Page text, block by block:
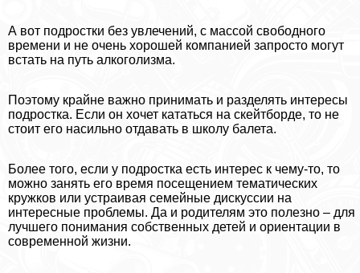
А вот подростки без увлечений, с массой свободного
времени и не очень хорошей компанией запросто могут
встать на путь алкоголизма.
Поэтому крайне важно принимать и разделять интересы
подростка. Если он хочет кататься на скейтборде, то не
стоит его насильно отдавать в школу балета.
Более того, если у подростка есть интерес к чему-то, то
можно занять его время посещением тематических
кружков или устраивая семейные дискуссии на
интересные проблемы. Да и родителям это полезно – для
лучшего понимания собственных детей и ориентации в
современной жизни.